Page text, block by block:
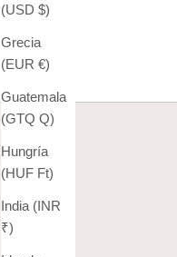
(USD $)
Grecia
(EUR €)
Guatemala
(GTQ Q)
Hungría
(HUF Ft)
India (INR
₹)